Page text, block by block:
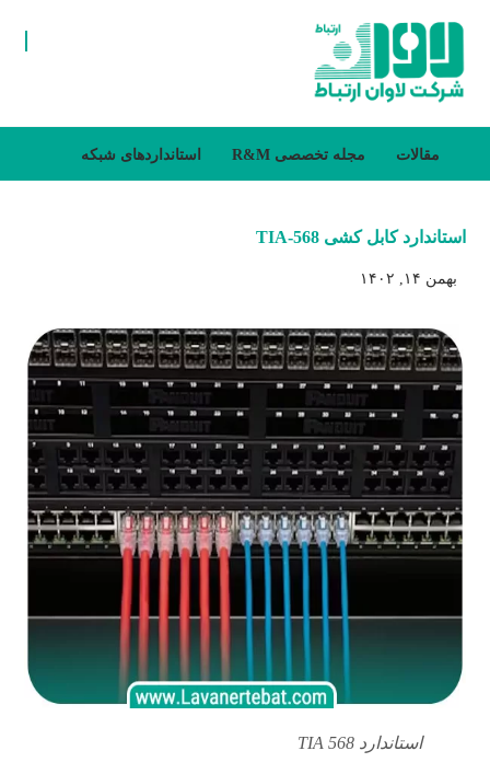
مقالات مجله تخصصی R&M استانداردهای شبکه
استاندارد کابل کشی TIA-568
بهمن ۱۴, ۱۴۰۲
استاندارد TIA 568